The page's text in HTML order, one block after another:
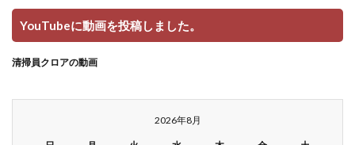
YouTubeに動画を投稿しました。
清掃員クロアの動画
2026年8月